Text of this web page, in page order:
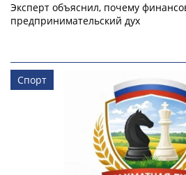
Эксперт объяснил, почему
предпринимательский дух
Спорт